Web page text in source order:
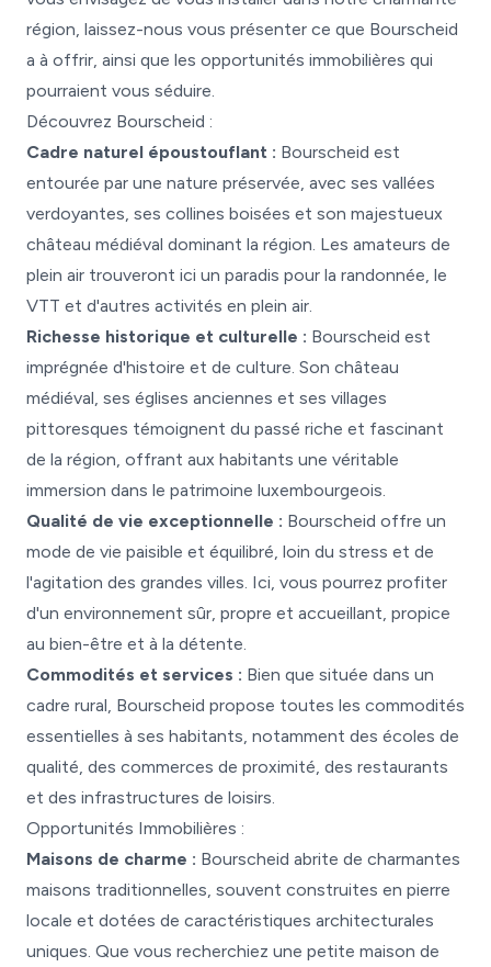
région, laissez-nous vous présenter ce que Bourscheid
a à offrir, ainsi que les opportunités immobilières qui
pourraient vous séduire.
Découvrez Bourscheid :
Cadre naturel époustouflant : Bourscheid est
entourée par une nature préservée, avec ses vallées
verdoyantes, ses collines boisées et son majestueux
château médiéval dominant la région. Les amateurs de
plein air trouveront ici un paradis pour la randonnée, le
VTT et d'autres activités en plein air.
Richesse historique et culturelle : Bourscheid est
imprégnée d'histoire et de culture. Son château
médiéval, ses églises anciennes et ses villages
pittoresques témoignent du passé riche et fascinant
de la région, offrant aux habitants une véritable
immersion dans le patrimoine luxembourgeois.
Qualité de vie exceptionnelle : Bourscheid offre un
mode de vie paisible et équilibré, loin du stress et de
l'agitation des grandes villes. Ici, vous pourrez profiter
d'un environnement sûr, propre et accueillant, propice
au bien-être et à la détente.
Commodités et services : Bien que située dans un
cadre rural, Bourscheid propose toutes les commodités
essentielles à ses habitants, notamment des écoles de
qualité, des commerces de proximité, des restaurants
et des infrastructures de loisirs.
Opportunités Immobilières :
Maisons de charme : Bourscheid abrite de charmantes
maisons traditionnelles, souvent construites en pierre
locale et dotées de caractéristiques architecturales
uniques. Que vous recherchiez une petite maison de